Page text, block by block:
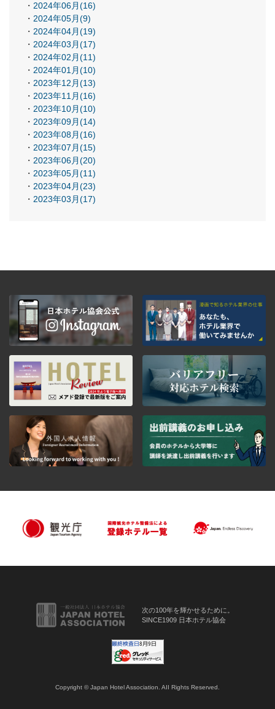
2024年06月(16)
2024年05月(9)
2024年04月(19)
2024年03月(17)
2024年02月(11)
2024年01月(10)
2023年12月(13)
2023年11月(16)
2023年10月(10)
2023年09月(14)
2023年08月(16)
2023年07月(15)
2023年06月(20)
2023年05月(11)
2023年04月(23)
2023年03月(17)
次の100年を輝かせるために。
SINCE1909 日本ホテル協会
Copyright © Japan Hotel Association. AII Rights Reserved.